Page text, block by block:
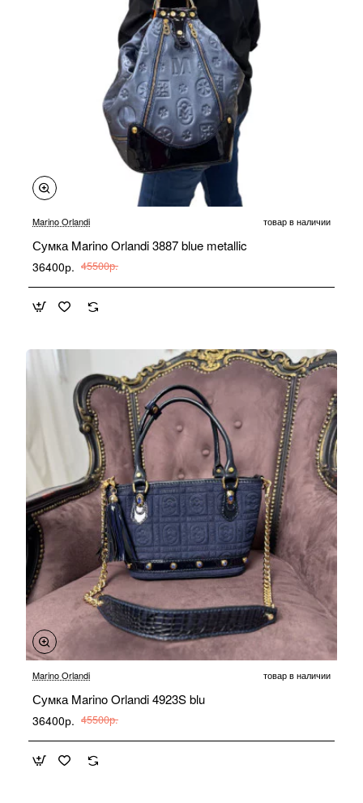
-20%
Marino Orlandi товар в наличии
Сумка Marino Orlandi 3887 blue metallic
36400р. 45500р.
-20%
Marino Orlandi товар в наличии
Сумка Marino Orlandi 4923S blu
36400р. 45500р.